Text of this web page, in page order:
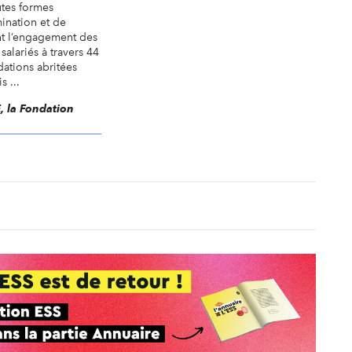
formes
et de
l’engagement des
à travers 44
abritées
...
la Fondation